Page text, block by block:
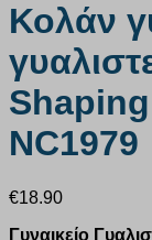
Κολάν
NC1979
€18.90
Γυναικείο